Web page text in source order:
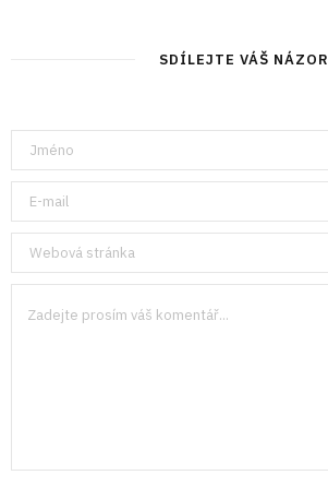
SDÍLEJTE VÁŠ NÁZOR